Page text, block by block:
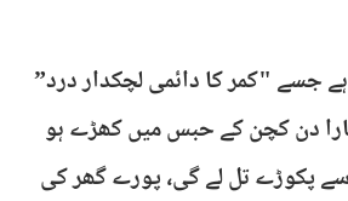
جسے "کمر کا دائمی لچکدار درد”
دن کچن کے حبس میں کھڑے ہو
پکوڑے تل لے گی، پورے گھر کی